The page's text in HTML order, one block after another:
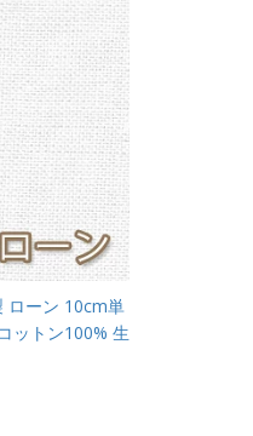
ローン 10cm単
ットン100% 生